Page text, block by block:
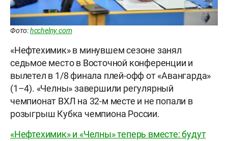
Фото:hcchelny.com
«Нефтехимик» в минувшем сезоне занял
седьмое место в Восточной конференции и
вылетел в 1/8 финала плей-офф от «Авангарда»
(1–4). «Челны» завершили регулярный
чемпионат ВХЛ на 32-м месте и не попали в
розыгрыш Кубка чемпиона России.
«Нефтехимик» и «Челны» теперь вместе: будут